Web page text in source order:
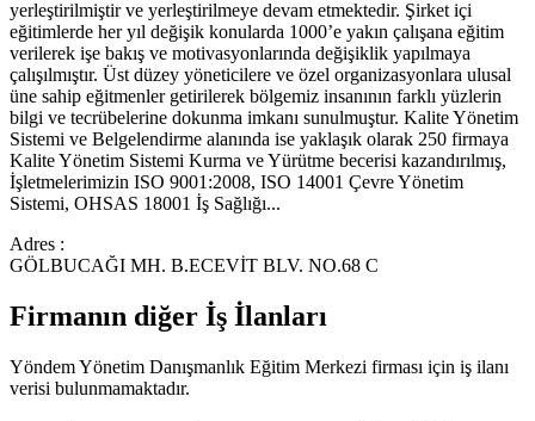
yerleştirilmiştir ve yerleştirilmeye devam etmektedir. Şirket içi
eğitimlerde her yıl değişik konularda 1000’e yakın çalışana eğitim
verilerek işe bakış ve motivasyonlarında değişiklik yapılmaya
çalışılmıştır. Üst düzey yöneticilere ve özel organizasyonlara ulusal
üne sahip eğitmenler getirilerek bölgemiz insanının farklı yüzlerin
bilgi ve tecrübelerine dokunma imkanı sunulmuştur. Kalite Yönetim
Sistemi ve Belgelendirme alanında ise yaklaşık olarak 250 firmaya
Kalite Yönetim Sistemi Kurma ve Yürütme becerisi kazandırılmış,
İşletmelerimizin ISO 9001:2008, ISO 14001 Çevre Yönetim
Sistemi, OHSAS 18001 İş Sağlığı...
Adres :
GÖLBUCAĞI MH. B.ECEVİT BLV. NO.68 C
Firmanın diğer İş İlanları
Yöndem Yönetim Danışmanlık Eğitim Merkezi firması için iş ilanı
verisi bulunmamaktadır.